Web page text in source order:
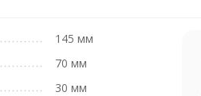
145 мм
70 мм
30 мм